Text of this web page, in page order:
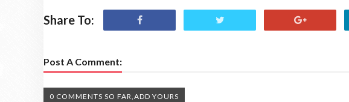
Share To:
Post A Comment:
0 COMMENTS SO FAR,ADD YOURS